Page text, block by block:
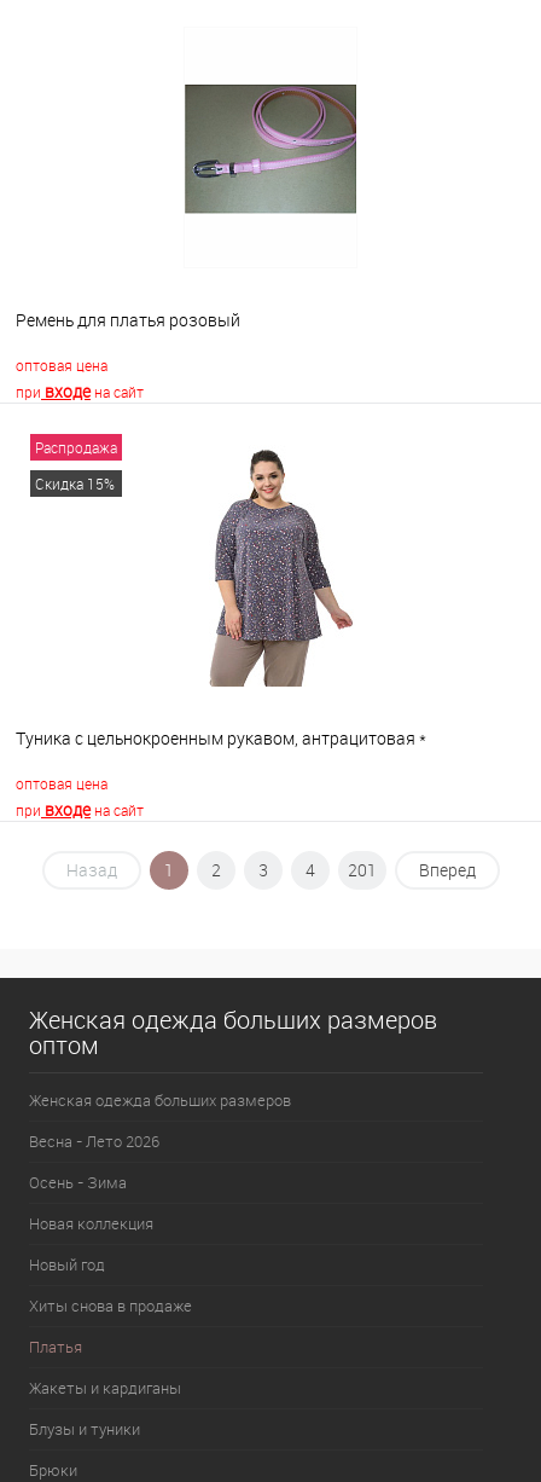
Недоступно
Ремень для платья розовый
оптовая цена
при входена сайт
В корзину
Распродажа
Скидка 15%
Туника с цельнокроенным рукавом, антрацитовая *
оптовая цена
при входена сайт
В корзину
Назад 1 2 3 4 201 Вперед
Женская одежда больших размеров
оптом
Женская одежда больших размеров
Весна - Лето 2026
Осень - Зима
Новая коллекция
Новый год
Хиты снова в продаже
Платья
Жакеты и кардиганы
Блузы и туники
Брюки